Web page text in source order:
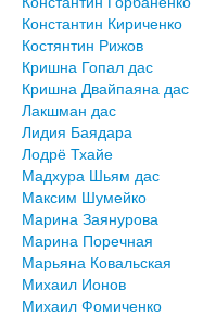
Константин Кириченко
Костянтин Рижов
Кришна Гопал дас
Кришна Двайпаяна дас
Лакшман дас
Лидия Баядара
Лодрё Тхайе
Мадхура Шьям дас
Максим Шумейко
Марина Заянурова
Марина Поречная
Марьяна Ковальская
Михаил Ионов
Михаил Фомиченко